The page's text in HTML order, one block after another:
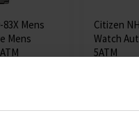
Mens
Mens
Citizen
Watch
5ATM